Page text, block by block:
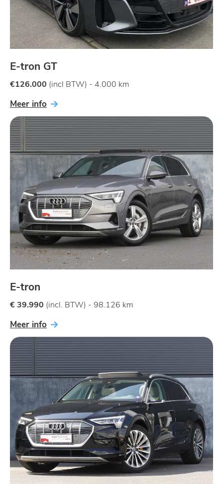
E-tron GT
€126.000 (incl BTW) - 4.000 km
Meer info
E-tron
€ 39.990 (incl. BTW) - 98.126 km
Meer info